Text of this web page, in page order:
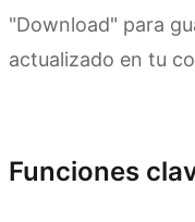
"Download" para
actualizado en tu
Funciones